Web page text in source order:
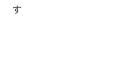
す